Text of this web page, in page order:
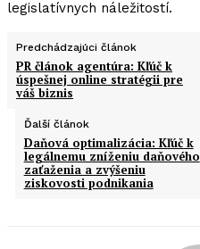
legislatívnych náležitostí.
Predchádzajúci článok
PR článok agentúra: Kľúč k
úspešnej online stratégii pre
váš biznis
Ďalší článok
Daňová optimalizácia: Kľúč k
legálnemu zníženiu daňového
zaťaženia a zvýšeniu
ziskovosti podnikania